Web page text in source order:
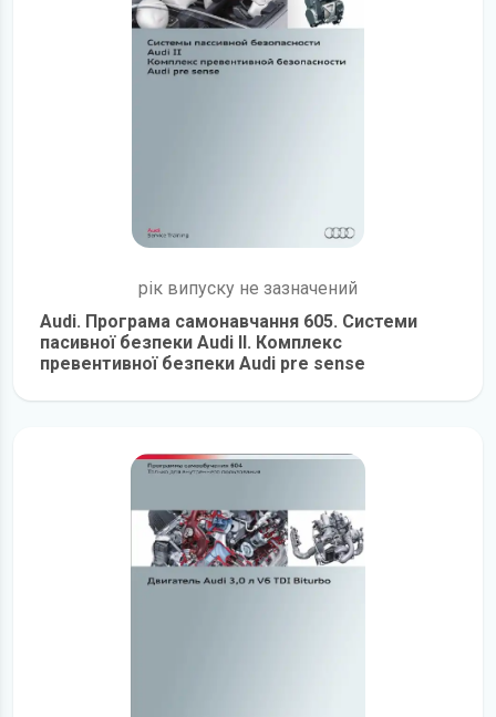
рік випуску не зазначений
Audi. Програма самонавчання 605. Системи
пасивної безпеки Audi II. Комплекс
превентивної безпеки Audi pre sense